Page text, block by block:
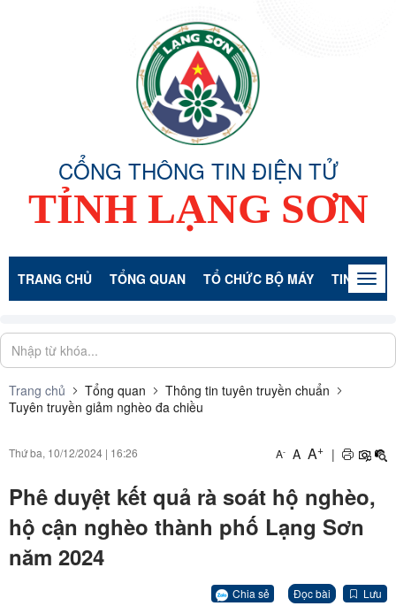
CỔNG THÔNG TIN ĐIỆN TỬ
TỈNH LẠNG SƠN
TRANG CHỦ TỔNG QUAN TỔ CHỨC BỘ MÁY TIN TỨC -
Trang chủ Tổng quan
Thông tin tuyên truyền chuẩn
Tuyên truyền giảm nghèo đa chiều
Thứ ba, 10/12/2024 | 16:26 A- A A+ |
Phê duyệt kết quả rà soát hộ nghèo,
hộ cận nghèo thành phố Lạng Sơn
năm 2024
Chia sẻ Đọc bài Lưu